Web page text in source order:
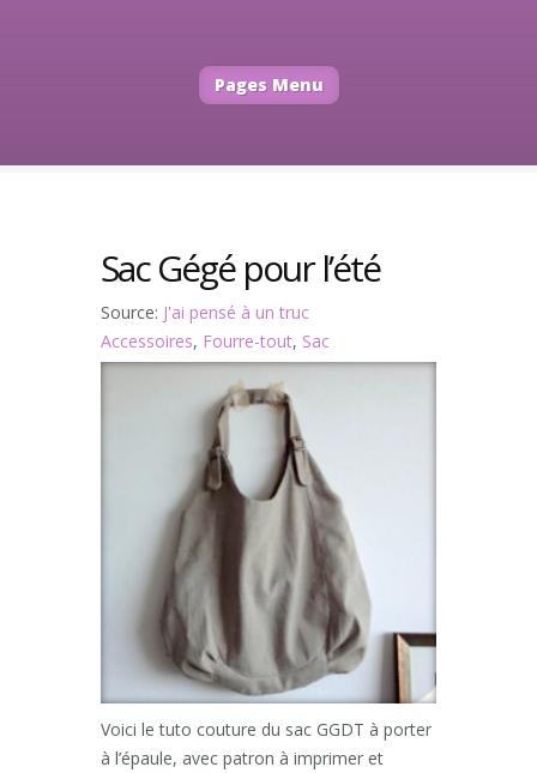
Pages Menu
Sac Gégé pour l’été
Source: J'ai pensé à un truc
Accessoires, Fourre-tout, Sac
Voici le tuto couture du sac GGDT à porter
à l’épaule, avec patron à imprimer et